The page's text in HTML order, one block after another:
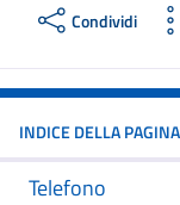
Condividi
INDICE DELLA PAGINA
Telefono